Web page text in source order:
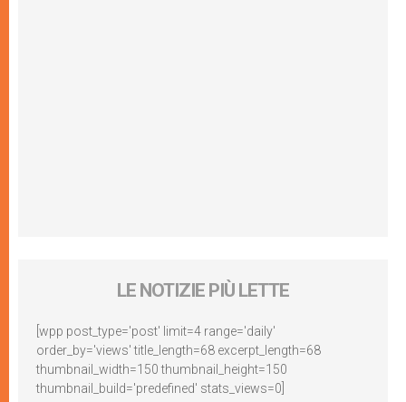
LE NOTIZIE PIÙ LETTE
[wpp post_type='post' limit=4 range='daily'
order_by='views' title_length=68 excerpt_length=68
thumbnail_width=150 thumbnail_height=150
thumbnail_build='predefined' stats_views=0]